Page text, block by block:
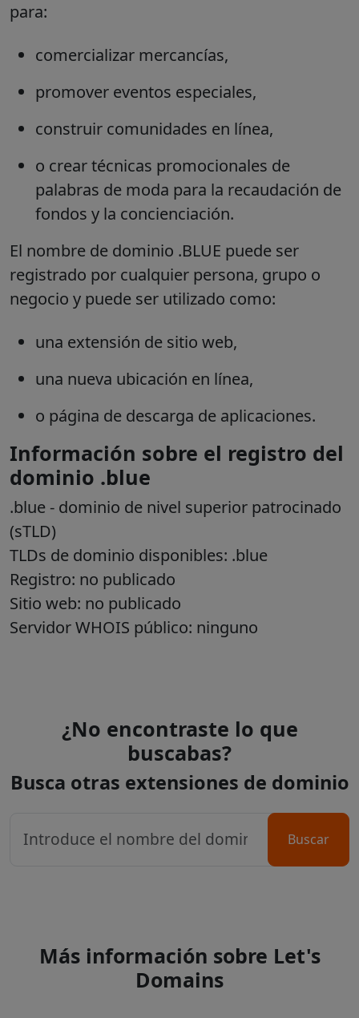
para:
comercializar mercancías,
promover eventos especiales,
construir comunidades en línea,
o crear técnicas promocionales de
palabras de moda para la recaudación de
fondos y la concienciación.
El nombre de dominio .BLUE puede ser
registrado por cualquier persona, grupo o
negocio y puede ser utilizado como:
una extensión de sitio web,
una nueva ubicación en línea,
o página de descarga de aplicaciones.
Información sobre el registro del
dominio .blue
.blue - dominio de nivel superior patrocinado
(sTLD)
TLDs de dominio disponibles: .blue
Registro: no publicado
Sitio web: no publicado
Servidor WHOIS público: ninguno
¿No encontraste lo que
buscabas?
Busca otras extensiones de dominio
Buscar